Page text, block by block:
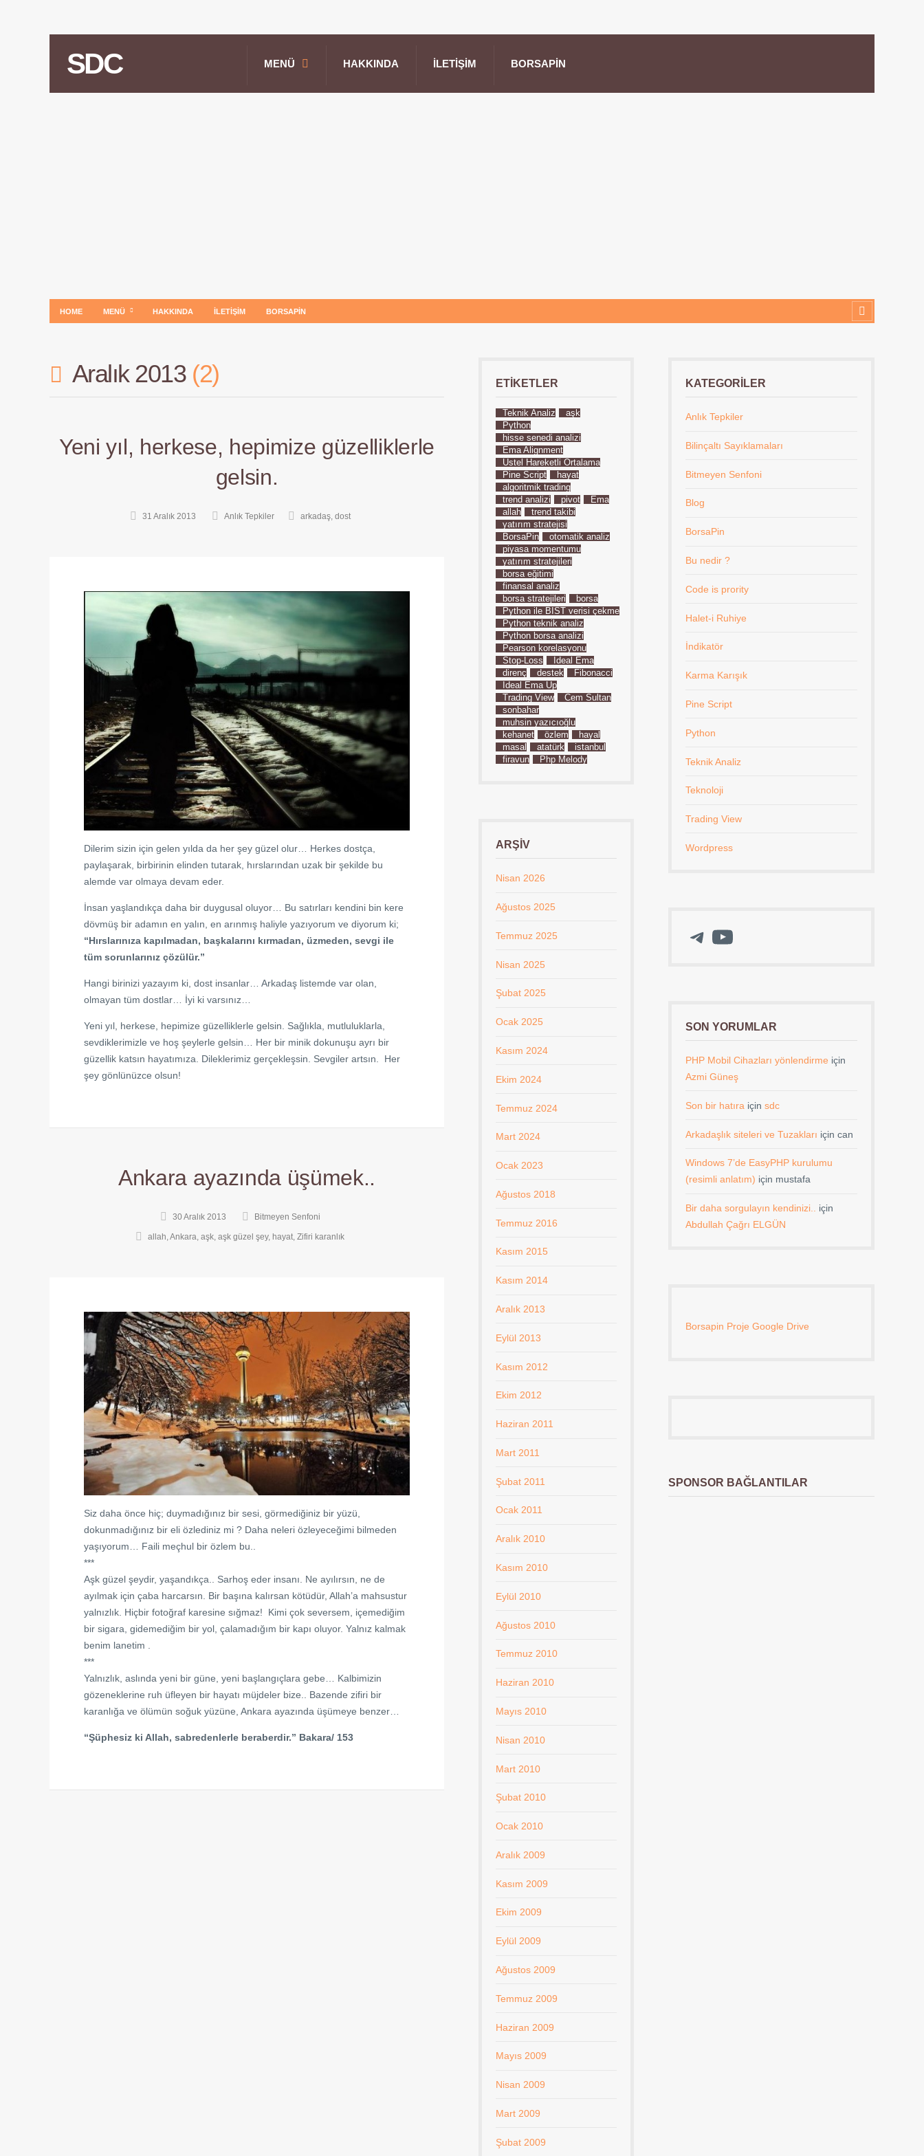
SDC MENÜ HAKKINDA İLETIŞIM BORSAPIN
HOME MENÜ HAKKINDA İLETIŞIM BORSAPIN
Aralık 2013 2
Yeni yıl, herkese, hepimize güzelliklerle
gelsin.
31 Aralık 2013 Anlık Tepkiler arkadaş, dost
Dilerim sizin için gelen yılda da her şey güzel olur… Herkes dostça,
paylaşarak, birbirinin elinden tutarak, hırslarından uzak bir şekilde bu
alemde var olmaya devam eder.
İnsan yaşlandıkça daha bir duygusal oluyor… Bu satırları kendini bin kere
dövmüş bir adamın en yalın, en arınmış haliyle yazıyorum ve diyorum ki;
“Hırslarınıza kapılmadan, başkalarını kırmadan, üzmeden, sevgi ile
tüm sorunlarınız çözülür.”
Hangi birinizi yazayım ki, dost insanlar… Arkadaş listemde var olan,
olmayan tüm dostlar… İyi ki varsınız…
Yeni yıl, herkese, hepimize güzelliklerle gelsin. Sağlıkla, mutluluklarla,
sevdiklerimizle ve hoş şeylerle gelsin… Her bir minik dokunuşu ayrı bir
güzellik katsın hayatımıza. Dileklerimiz gerçekleşsin. Sevgiler artsın. Her
şey gönlünüzce olsun!
Ankara ayazında üşümek..
30 Aralık 2013 Bitmeyen Senfoni
allah,Ankara, aşk, aşk güzel şey, hayat, Zifiri karanlık
Siz daha önce hiç; duymadığınız bir sesi, görmediğiniz bir yüzü,
dokunmadığınız bir eli özlediniz mi ? Daha neleri özleyeceğimi bilmeden
yaşıyorum… Faili meçhul bir özlem bu..
***
Aşk güzel şeydir, yaşandıkça.. Sarhoş eder insanı. Ne ayılırsın, ne de
ayılmak için çaba harcarsın. Bir başına kalırsan kötüdür, Allah’a mahsustur
yalnızlık. Hiçbir fotoğraf karesine sığmaz! Kimi çok seversem, içemediğim
bir sigara, gidemediğim bir yol, çalamadığım bir kapı oluyor. Yalnız kalmak
benim lanetim .
***
Yalnızlık, aslında yeni bir güne, yeni başlangıçlara gebe… Kalbimizin
gözeneklerine ruh üfleyen bir hayatı müjdeler bize.. Bazende zifiri bir
karanlığa ve ölümün soğuk yüzüne, Ankara ayazında üşümeye benzer…
“Şüphesiz ki Allah, sabredenlerle beraberdir.” Bakara/ 153
ETIKETLER
Teknik Analiz
aşk
Python
hisse senedi analizi
Ema Alignment
Üstel Hareketli Ortalama
Pine Script
hayat
algoritmik trading
trend analizi
pivot
Ema
allah
trend takibi
yatırım stratejisi
BorsaPin
otomatik analiz
piyasa momentumu
yatırım stratejileri
borsa eğitimi
finansal analiz
borsa stratejileri
borsa
Python ile BIST verisi çekme
Python teknik analiz
Python borsa analizi
Pearson korelasyonu
Stop-Loss
İdeal Ema
direnç
destek
Fibonacci
İdeal Ema Up
Trading View
Cem Sultan
sonbahar
muhsin yazıcıoğlu
kehanet
özlem
hayal
masal
atatürk
istanbul
firavun
Php Melody
ARŞIV
Nisan 2026
Ağustos 2025
Temmuz 2025
Nisan 2025
Şubat 2025
Ocak 2025
Kasım 2024
Ekim 2024
Temmuz 2024
Mart 2024
Ocak 2023
Ağustos 2018
Temmuz 2016
Kasım 2015
Kasım 2014
Aralık 2013
Eylül 2013
Kasım 2012
Ekim 2012
Haziran 2011
Mart 2011
Şubat 2011
Ocak 2011
Aralık 2010
Kasım 2010
Eylül 2010
Ağustos 2010
Temmuz 2010
Haziran 2010
Mayıs 2010
Nisan 2010
Mart 2010
Şubat 2010
Ocak 2010
Aralık 2009
Kasım 2009
Ekim 2009
Eylül 2009
Ağustos 2009
Temmuz 2009
Haziran 2009
Mayıs 2009
Nisan 2009
Mart 2009
Şubat 2009
KATEGORILER
Anlık Tepkiler
Bilinçaltı Sayıklamaları
Bitmeyen Senfoni
Blog
BorsaPin
Bu nedir ?
Code is prority
Halet-i Ruhiye
İndikatör
Karma Karışık
Pine Script
Python
Teknik Analiz
Teknoloji
Trading View
Wordpress
Telegram
YouTube
SON YORUMLAR
PHP Mobil Cihazları yönlendirme için
Azmi Güneş
Son bir hatıra için sdc
Arkadaşlık siteleri ve Tuzakları için can
Windows 7’de EasyPHP kurulumu
(resimli anlatım) için mustafa
Bir daha sorgulayın kendinizi..
için
Abdullah Çağrı ELGÜN
Borsapin Proje Google Drive
SPONSOR BAĞLANTILAR